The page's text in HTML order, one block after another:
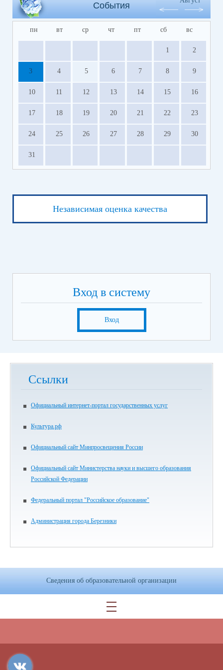
События
пн вт ср чт пт сб вс
1 2
3 4 5 6 7 8 9
10 11 12 13 14 15 16
17 18 19 20 21 22 23
24 25 26 27 28 29 30
31
Независимая оценка качества
Вход в систему
Вход
Ссылки
Официальный интернет-портал государственных услуг
Культура.рф
Официальный сайт Минпросвещения России
Официальный сайт Министерства науки и высшего образования
Российской Федерации
Федеральный портал "Российское образование"
Администрация города Березники
Сведения об образовательной организации